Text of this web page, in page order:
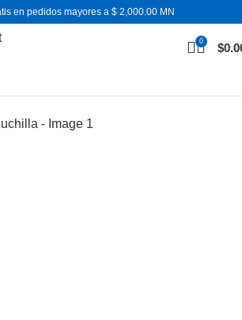
en pedidos mayores a $ 2,000.00 MN
0 $